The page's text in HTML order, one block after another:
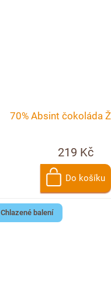
70% Absint čokoláda
219 Kč
Do košíku
Chlazené balení